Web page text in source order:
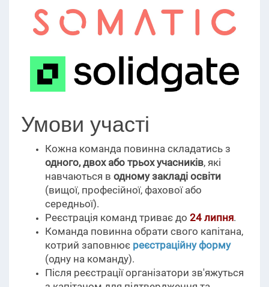
Умови участі
Кожна команда повинна складатись з
одного, двох або трьох учасників, які
навчаються в одному закладі освіти
(вищої, професійної, фахової або
середньої).
Реєстрація команд триває до 24 липня.
Команда повинна обрати свого капітана,
котрий заповнює реєстраційну форму
(одну на команду).
Після реєстрації організатори зв'яжуться